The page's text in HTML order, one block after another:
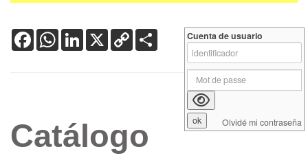
FacebookWhatsApp
LinkedIn
X Copy
Link
Catálogo
Cuenta de usuario
Olvidé mi contraseña